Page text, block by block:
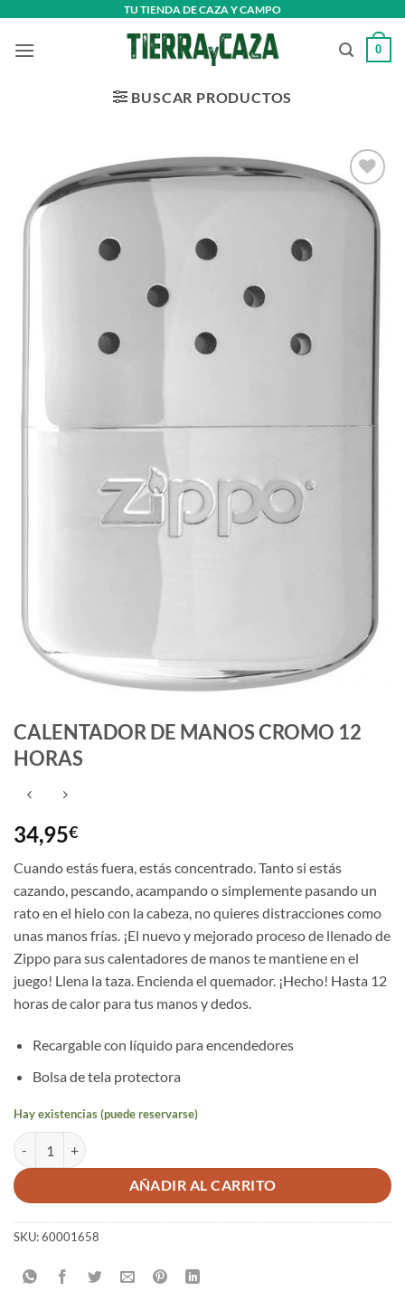
contenido
TU TIENDA DE CAZA Y CAMPO
0
BUSCAR PRODUCTOS
CALENTADOR DE MANOS CROMO 12
HORAS
34,95€
Cuando estás fuera, estás concentrado. Tanto si estás
cazando, pescando, acampando o simplemente pasando un
rato en el hielo con la cabeza, no quieres distracciones como
unas manos frías. ¡El nuevo y mejorado proceso de llenado de
Zippo para sus calentadores de manos te mantiene en el
juego! Llena la taza. Encienda el quemador. ¡Hecho! Hasta 12
horas de calor para tus manos y dedos.
Recargable con líquido para encendedores
Bolsa de tela protectora
Hay existencias (puede reservarse)
CALENTADOR DE MANOS CROMO 12 HORAS cantidad
AÑADIR AL CARRITO
SKU:60001658